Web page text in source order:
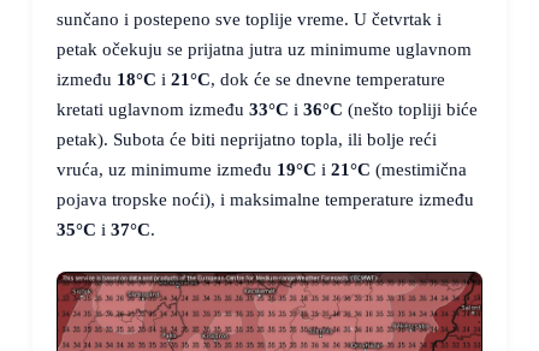
sunčano i postepeno sve toplije vreme. U četvrtak i
petak očekuju se prijatna jutra uz minimume uglavnom
između 18°C i 21°C, dok će se dnevne temperature
kretati uglavnom između 33°C i 36°C (nešto topliji biće
petak). Subota će biti neprijatno topla, ili bolje reći
vruća, uz minimume između 19°C i 21°C (mestimična
pojava tropske noći), i maksimalne temperature između
35°C i 37°C.